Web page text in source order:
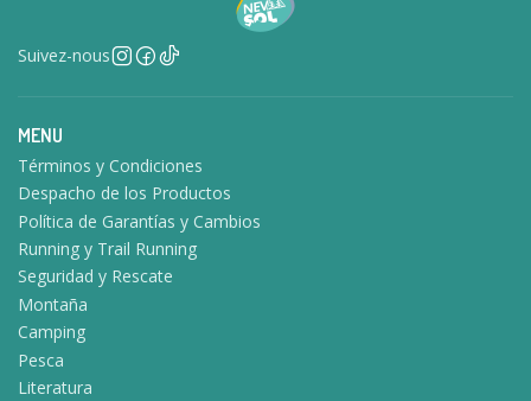
Suivez-nous
MENU
Términos y Condiciones
Despacho de los Productos
Política de Garantías y Cambios
Running y Trail Running
Seguridad y Rescate
Montaña
Camping
Pesca
Literatura